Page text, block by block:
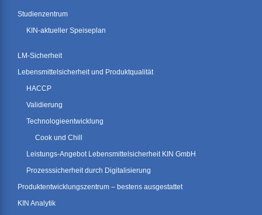
Studienzentrum
KIN-aktueller Speiseplan
LM-Sicherheit
Lebensmittelsicherheit und Produktqualität
HACCP
Validierung
Technologieentwicklung
Cook und Chill
Leistungs-Angebot Lebensmittelsicherheit KIN GmbH
Prozesssicherheit durch Digitalisierung
Produktentwicklungszentrum – bestens ausgestattet
KIN Analytik